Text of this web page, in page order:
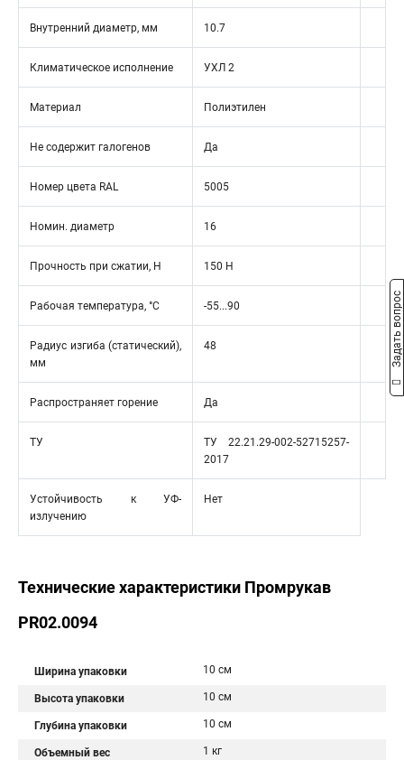
Внутренний диаметр, мм 10.7
Климатическое исполнение УХЛ 2
Материал Полиэтилен
Не содержит галогенов Да
Номер цвета RAL 5005
Номин. диаметр 16
Прочность при сжатии, Н 150 Н
Рабочая температура, °C -55...90
Радиус изгиба (статический),
мм
48
Распространяет горение Да
ТУ
ТУ 22.21.29-002-52715257-
2017
Устойчивость к УФ-
излучению
Нет
Технические характеристики Промрукав
PR02.0094
Ширина упаковки 10 см
Высота упаковки 10 см
Глубина упаковки 10 см
Объемный вес 1 кг
Задать вопрос